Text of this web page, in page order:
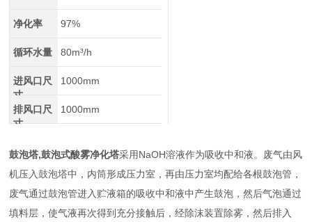
净化率 97%
循环水量 80m³/h
进风口尺
寸
1000mm
排风口尺
寸
1000mm
鼓泡塔,鼓泡式酸雾净化塔采用NaOH溶液作为吸收中和液。废气由风
机压入鼓泡塔中，内筒形成压力室，再由压力室均配给各根鼓泡管，
废气通过鼓泡管进入贮液箱的吸收中和液中产生鼓泡，然后气泡通过
填料层，使气液再次得到充分接触后，经除沫装置除雾，然后排入